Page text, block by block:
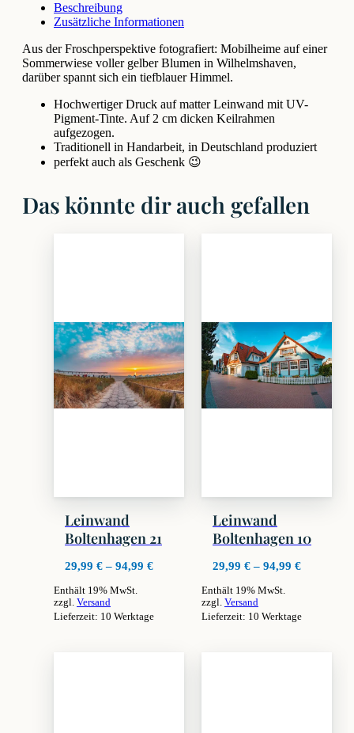
Beschreibung
Zusätzliche Informationen
Aus der Froschperspektive fotografiert: Mobilheime auf einer
Sommerwiese voller gelber Blumen in Wilhelmshaven,
darüber spannt sich ein tiefblauer Himmel.
Hochwertiger Druck auf matter Leinwand mit UV-
Pigment-Tinte. Auf 2 cm dicken Keilrahmen
aufgezogen.
Traditionell in Handarbeit, in Deutschland produziert
perfekt auch als Geschenk 😉
Das könnte dir auch gefallen
Leinwand
Boltenhagen 21
29,99 € – 94,99 €Preisspanne:
Enthält 19% MwSt.
zzgl. Versand
Lieferzeit: 10 Werktage
Leinwand
Boltenhagen 10
29,99 € – 94,99 €
Enthält 19% MwSt.
zzgl. Versand
Lieferzeit: 10 Werktage